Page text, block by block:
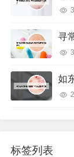
标签列表